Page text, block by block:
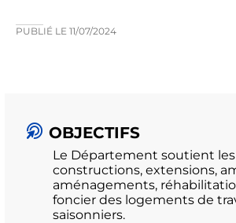
PUBLIÉ LE 11/07/2024
OBJECTIFS
Le Département soutient
constructions, extensions,
aménagements,
foncier des logements de
saisonniers.